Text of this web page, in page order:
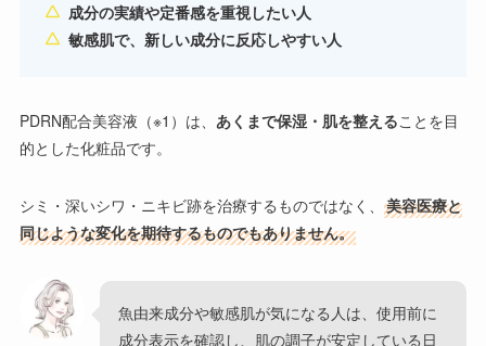
成分の実績や定番感を重視したい人
敏感肌で、新しい成分に反応しやすい人
PDRN配合美容液（※1）は、 あくまで保湿・肌を整えることを目
的とした化粧品です。
シミ・深いシワ・ニキビ跡を治療するものではなく、 美容医療と
同じような変化を期待するものでもありません。
魚由来成分や敏感肌が気になる人は、使用前に
成分表示を確認し、肌の調子が安定している日